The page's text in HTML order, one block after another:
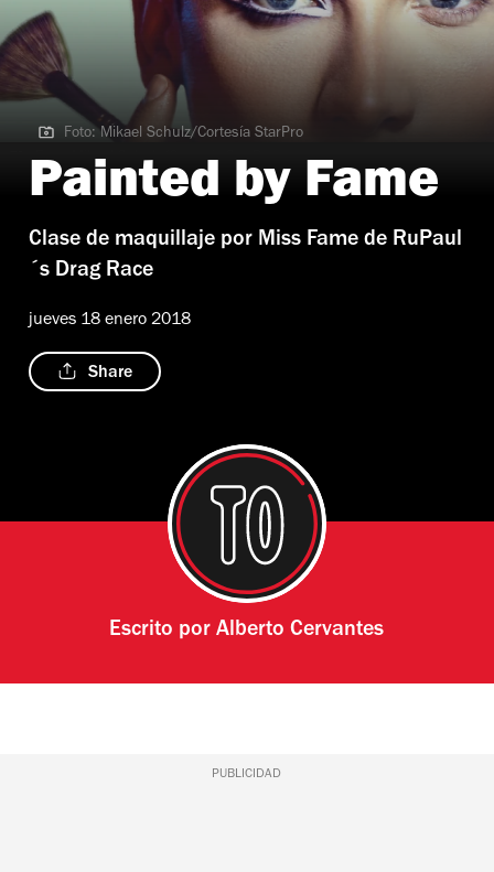
Foto: Mikael Schulz/Cortesía StarPro
Foto: Mikael Schulz/Cortesía StarPro
Painted by Fame
Clase de maquillaje por Miss Fame de RuPaul
´s Drag Race
jueves 18 enero 2018
Share
Escrito porAlberto Cervantes
PUBLICIDAD